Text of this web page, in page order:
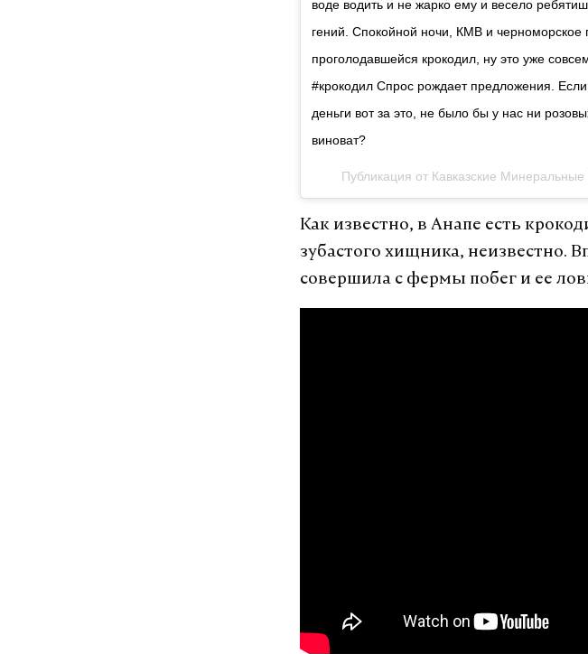
воде водить и не жарко ему и весело
гений. Спокойной ночи, КМВ и черноморское
проголодавшейся крокодил, ну это уже
#крокодил Спрос рождает предложения.
деньги вот за это, не было бы у нас ни
виноват?
Публикация от Кавказские
Как известно, в Анапе есть
зубастого хищника, неизвестно.
совершила с фермы побег и ее